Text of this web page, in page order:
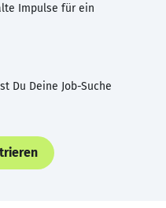
Impulse für ein
Du Deine Job-Suche